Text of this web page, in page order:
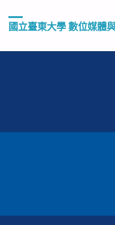
國立臺東大學 數位媒體